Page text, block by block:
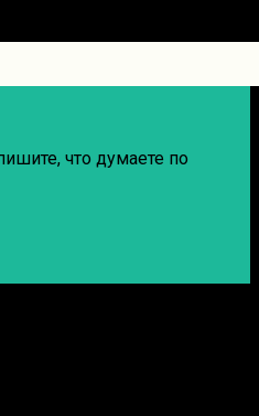
что думаете по